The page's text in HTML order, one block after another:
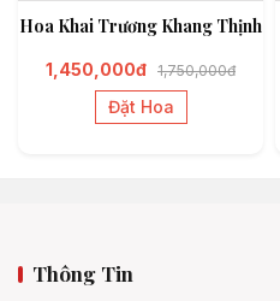
Hoa Khai Trương Khang Thịnh
1,450,000đ 1,750,000đ
Đặt Hoa
Thông Tin